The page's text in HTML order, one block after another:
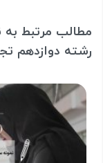
مطالب مرتبط
رشته دوازدهم